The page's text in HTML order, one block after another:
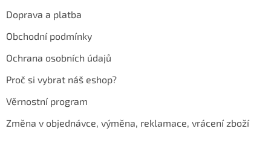
Doprava a platba
Obchodní podmínky
Ochrana osobních údajů
Proč si vybrat náš eshop?
Věrnostní program
Změna v objednávce, výměna, reklamace, vrácení zboží